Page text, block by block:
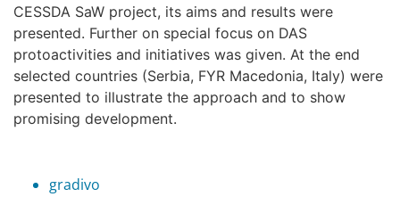
CESSDA SaW project, its aims and results were
presented. Further on special focus on DAS
protoactivities and initiatives was given. At the end
selected countries (Serbia, FYR Macedonia, Italy) were
presented to illustrate the approach and to show
promising development.
gradivo